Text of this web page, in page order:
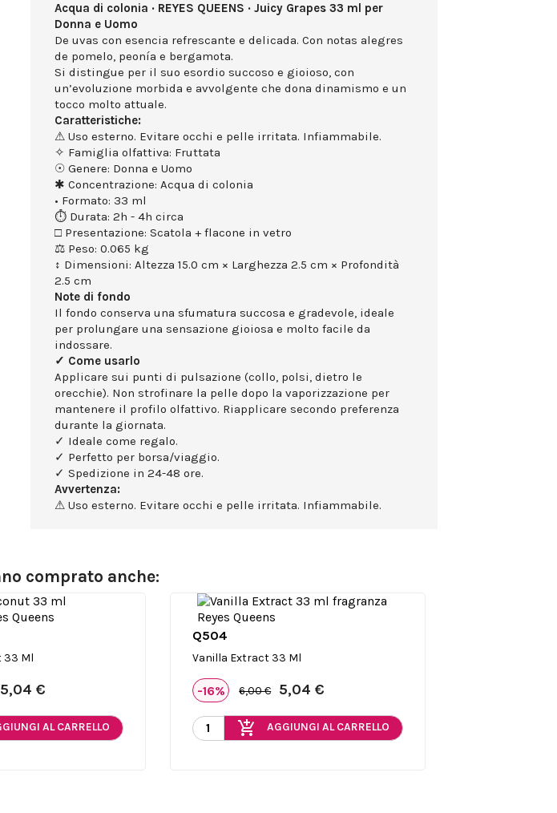
Acqua di colonia · REYES QUEENS · Juicy Grapes 33 ml per
Donna e Uomo
De uvas con esencia refrescante e delicada. Con notas alegres
de pomelo, peonía e bergamota.
Si distingue per il suo esordio succoso e gioioso, con
un’evoluzione morbida e avvolgente che dona dinamismo e un
tocco molto attuale.
Caratteristiche:
⚠ Uso esterno. Evitare occhi e pelle irritata. Infiammabile.
✧ Famiglia olfattiva: Fruttata
☉ Genere: Donna e Uomo
✱ Concentrazione: Acqua di colonia
• Formato: 33 ml
⏱ Durata: 2h - 4h circa
□ Presentazione: Scatola + flacone in vetro
⚖ Peso: 0.065 kg
↕ Dimensioni: Altezza 15.0 cm × Larghezza 2.5 cm × Profondità
2.5 cm
Note di fondo
Il fondo conserva una sfumatura succosa e gradevole, ideale
per prolungare una sensazione gioiosa e molto facile da
indossare.
✓ Come usarlo
Applicare sui punti di pulsazione (collo, polsi, dietro le
orecchie). Non strofinare la pelle dopo la vaporizzazione per
mantenere il profilo olfattivo. Riapplicare secondo preferenza
durante la giornata.
✓ Ideale come regalo.
✓ Perfetto per borsa/viaggio.
✓ Spedizione in 24-48 ore.
Avvertenza:
⚠ Uso esterno. Evitare occhi e pelle irritata. Infiammabile.
comprato anche:
33 Ml
5,04 €
AL CARRELLO
Q504
Vanilla Extract 33 Ml
-16% 6,00 € 5,04 €
add_shopping_cart AGGIUNGI AL CARRELLO